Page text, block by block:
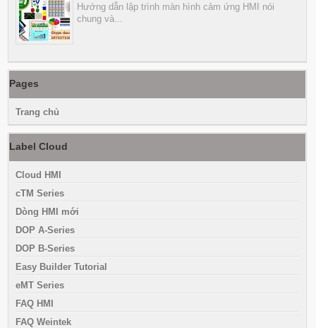
Hướng dẫn lập trình màn hình cảm ứng HMI nói
chung và...
Pages
Trang chủ
Label Cloud
Cloud HMI
cTM Series
Dòng HMI mới
DOP A-Series
DOP B-Series
Easy Builder Tutorial
eMT Series
FAQ HMI
FAQ Weintek